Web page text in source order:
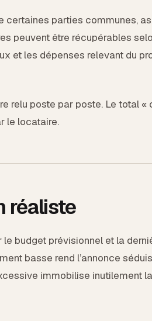
certaines parties communes,
peuvent être récupérables
et les dépenses relevant du
relu poste par poste. Le total «
le locataire.
réaliste
le budget prévisionnel et la
basse rend l’annonce
immobilise inutilement